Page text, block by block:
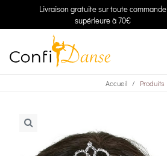
Livraison gratuite sur toute commande
supérieure à 70€
Accueil Produits